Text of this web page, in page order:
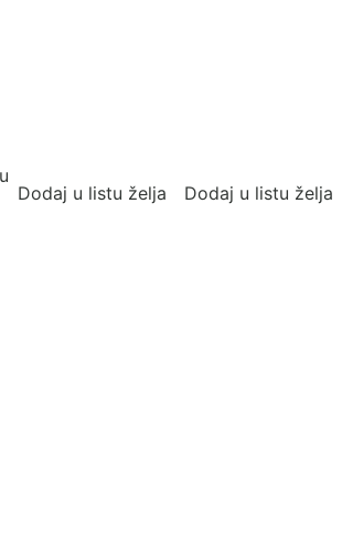
Dodaj u listu želja
Dodaj u listu želja